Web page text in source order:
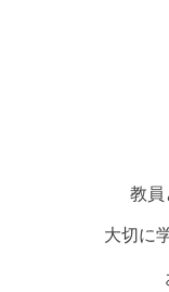
教員
大切に